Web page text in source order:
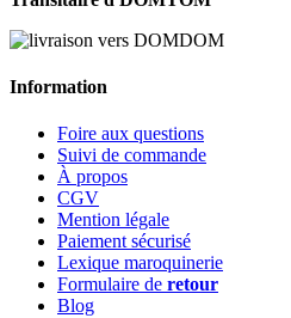
Information
Foire aux questions
Suivi de commande
À propos
CGV
Mention légale
Paiement sécurisé
Lexique maroquinerie
Formulaire de retour
Blog